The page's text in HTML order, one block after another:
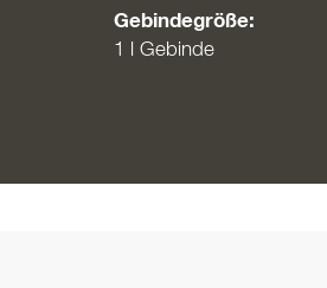
Gebindegröße:
1 l Gebinde